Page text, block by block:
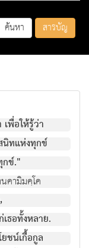
ค้นหา สารบัญ
ใหรูวา
ทแหงทุกข
ข."
คามิมคฺโค
เธอทั้งหลาย.
ชนเกื้อกูล